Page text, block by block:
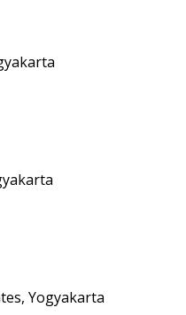
Yogyakarta